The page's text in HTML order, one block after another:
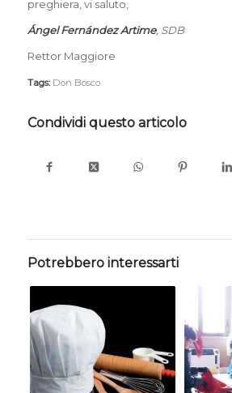
preghiera, vi saluto,
Ángel Fernández Artime, SDB
Rettor Maggiore
Tags: Don Bosco
Condividi questo articolo
Potrebbero interessarti